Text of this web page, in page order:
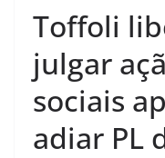
Toffoli
julgar
sociais
adiar PL